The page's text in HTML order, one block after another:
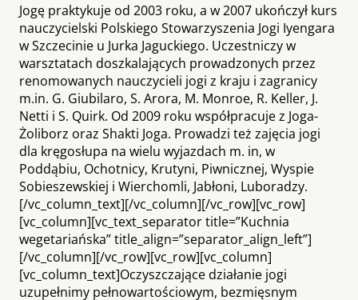
Jogę praktykuje od 2003 roku, a w 2007 ukończył kurs
nauczycielski Polskiego Stowarzyszenia Jogi Iyengara
w Szczecinie u Jurka Jaguckiego. Uczestniczy w
warsztatach doszkalających prowadzonych przez
renomowanych nauczycieli jogi z kraju i zagranicy
m.in. G. Giubilaro, S. Arora, M. Monroe, R. Keller, J.
Netti i S. Quirk. Od 2009 roku współpracuje z Joga-
Żoliborz oraz Shakti Joga. Prowadzi też zajęcia jogi
dla kręgosłupa na wielu wyjazdach m. in, w
Poddąbiu, Ochotnicy, Krutyni, Piwnicznej, Wyspie
Sobieszewskiej i Wierchomli, Jabłoni, Luboradzy.
[/vc_column_text][/vc_column][/vc_row][vc_row]
[vc_column][vc_text_separator title=”Kuchnia
wegetariańska” title_align=”separator_align_left”]
[/vc_column][/vc_row][vc_row][vc_column]
[vc_column_text]Oczyszczające działanie jogi
uzupełnimy pełnowartościowym, bezmięsnym